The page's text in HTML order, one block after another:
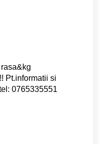
Pt.informatii si
0765335551